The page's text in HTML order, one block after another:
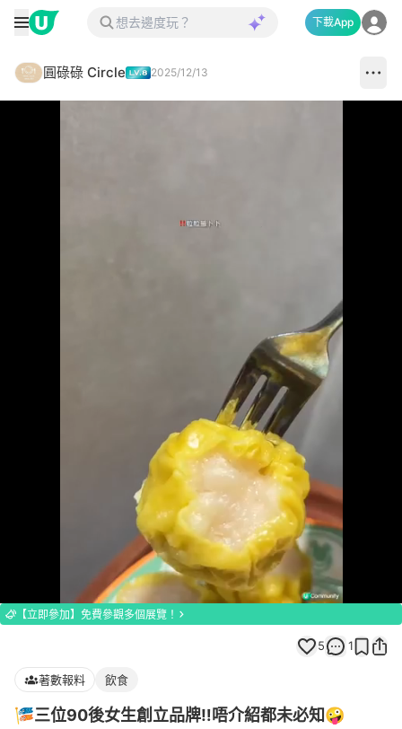
下載App
圓碌碌 Circle 2025/12/13
Loaded :
100.00%
【立即參加】免費參觀多個展覽！
5 1
著數報料 飲食
🎏三位90後女生創立品牌‼️唔介紹都未必知🤪